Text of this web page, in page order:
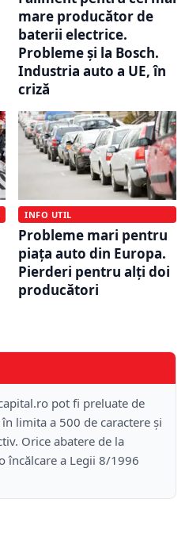
mare producător de
baterii electrice.
Probleme și la Bosch.
Industria auto a UE, în
criză
INFO UTIL
Probleme mari pentru
piața auto din Europa.
Pierderi pentru alți doi
producători
pot fi preluate de
limita a 500 de caractere și
Orice abatere de la
încălcare a Legii 8/1996